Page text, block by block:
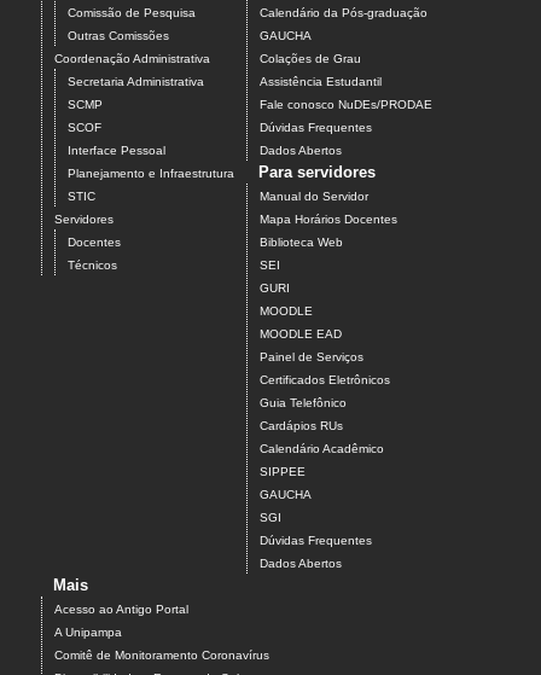
Comissão de Pesquisa
Outras Comissões
Coordenação Administrativa
Secretaria Administrativa
SCMP
SCOF
Interface Pessoal
Planejamento e Infraestrutura
STIC
Servidores
Docentes
Técnicos
Calendário da Pós-graduação
GAUCHA
Colações de Grau
Assistência Estudantil
Fale conosco NuDEs/PRODAE
Dúvidas Frequentes
Dados Abertos
Para servidores
Manual do Servidor
Mapa Horários Docentes
Biblioteca Web
SEI
GURI
MOODLE
MOODLE EAD
Painel de Serviços
Certificados Eletrônicos
Guia Telefônico
Cardápios RUs
Calendário Acadêmico
SIPPEE
GAUCHA
SGI
Dúvidas Frequentes
Dados Abertos
Mais
Acesso ao Antigo Portal
A Unipampa
Comitê de Monitoramento Coronavírus